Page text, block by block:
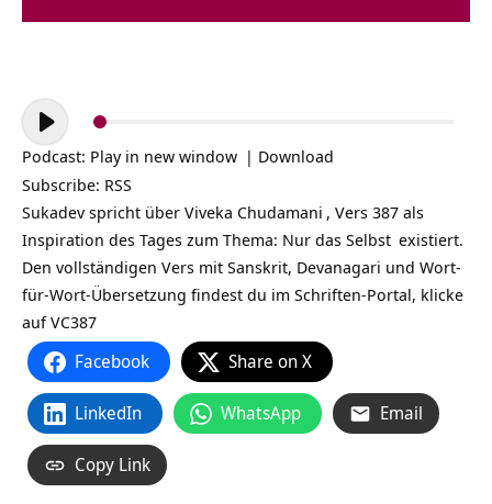
Audio-
Player
Podcast: Play in new window | Download
Subscribe: RSS
Sukadev spricht über Viveka Chudamani , Vers 387 als
Inspiration des Tages zum Thema: Nur das Selbst existiert.
Den vollständigen Vers mit Sanskrit, Devanagari und Wort-
für-Wort-Übersetzung findest du im Schriften-Portal, klicke
aufVC387
Facebook Share on X
LinkedIn WhatsApp Email
Copy Link